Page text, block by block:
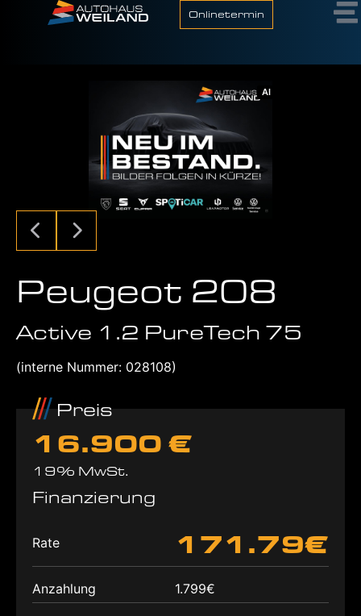
Onlinetermin
AI
Peugeot 208
Active 1.2 PureTech 75
(interne Nummer: 028108)
Preis
16.900 €
19% MwSt.
Finanzierung
Rate 171.79€
Anzahlung 1.799€